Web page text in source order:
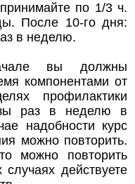
по 1/3 ч.
После 10-го дня:
в неделю.
вы должны
компонентами от
профилактики
раз в неделю в
надобности курс
можно повторить.
можно повторить
действуете